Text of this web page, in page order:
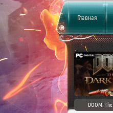
Главная
DOOM: